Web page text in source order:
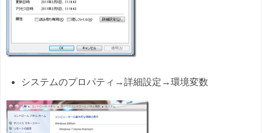
システムのプロパティ→詳細設定→環境変数